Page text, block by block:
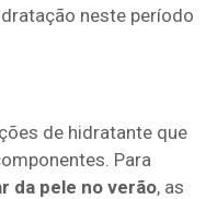
neste período
de hidratante que
Para
da pele no verão, as